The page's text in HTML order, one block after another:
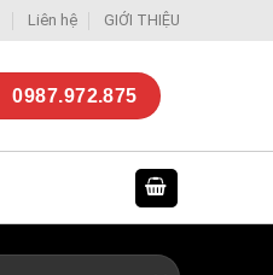
Liên hệ GIỚI THIỆU
0987.972.875